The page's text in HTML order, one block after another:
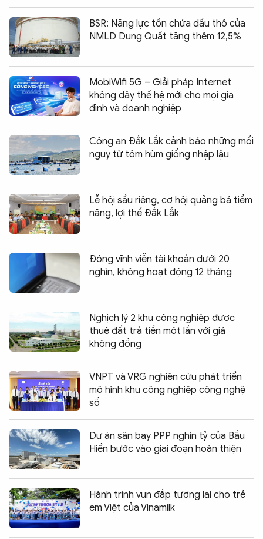
BSR: Năng lực tồn chứa dầu thô của
NMLD Dung Quất tăng thêm 12,5%
MobiWifi 5G – Giải pháp Internet
không dây thế hệ mới cho mọi gia
đình và doanh nghiệp
Công an Đắk Lắk cảnh báo những mối
nguy từ tôm hùm giống nhập lậu
Lễ hội sầu riêng, cơ hội quảng bá tiềm
năng, lợi thế Đắk Lắk
Đóng vĩnh viễn tài khoản dưới 20
nghìn, không hoạt động 12 tháng
Nghịch lý 2 khu công nghiệp được
thuê đất trả tiền một lần với giá
không đồng
VNPT và VRG nghiên cứu phát triển
mô hình khu công nghiệp công nghệ
số
Dự án sân bay PPP nghìn tỷ của Bầu
Hiển bước vào giai đoạn hoàn thiện
Hành trình vun đắp tương lai cho trẻ
em Việt của Vinamilk